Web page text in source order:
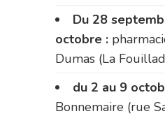
Du 28
octobre :
Dumas (La
du 2 au 9
Bonnemaire (rue